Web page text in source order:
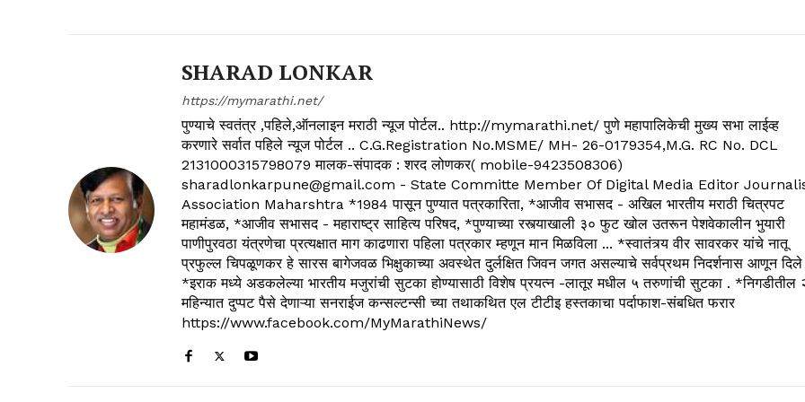
SHARAD LONKAR
https://mymarathi.net/
पुण्याचे स्वतंत्र ,पहिले,ऑनलाइन मराठी न्यूज पोर्टल.. http://mymarathi.net/ पुणे महापालिकेची मुख्य सभा लाईव्ह
करणारे सर्वात पहिले न्यूज पोर्टल .. C.G.Registration No.MSME/ MH- 26-0179354,M.G. RC No. DCL
2131000315798079 मालक-संपादक : शरद लोणकर( mobile-9423508306)
sharadlonkarpune@gmail.com - State Committe Member Of Digital Media Editor
Association Maharshtra *1984 पासून पुण्यात पत्रकारिता, *आजीव सभासद - अखिल भारतीय मराठी चित्रपट
महामंडळ, *आजीव सभासद - महाराष्ट्र साहित्य परिषद, *पुण्याच्या रस्त्याखाली ३० फुट खोल उतरून पेशवेकालीन भुयारी
पाणीपुरवठा यंत्रणेचा प्रत्यक्षात माग काढणारा पहिला पत्रकार म्हणून मान मिळविला ... *स्वातंत्र्य वीर सावरकर यांचे नातू
प्रफुल्ल चिपळूणकर हे सारस बागेजवळ भिक्षुकाच्या अवस्थेत दुर्लक्षित जिवन जगत असल्याचे सर्वप्रथम निदर्शनास आणून दिले
*इराक मध्ये अडकलेल्या भारतीय मजुरांची सुटका होण्यासाठी विशेष प्रयत्न -लातूर मधील ५ तरुणांची सुटका . *निगडीतील
महिन्यात दुप्पट पैसे देणाऱ्या सनराईज कन्सल्टन्सी च्या तथाकथित एल टीटीइ हस्तकाचा पर्दाफाश-संबधित फरार
https://www.facebook.com/MyMarathiNews/